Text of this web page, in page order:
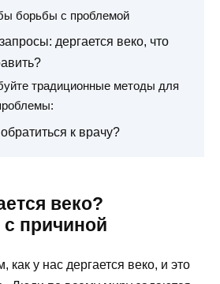
борьбы с проблемой
дергается веко, что
традиционные методы для
к врачу?
веко?
причиной
как у нас дергается веко, и это